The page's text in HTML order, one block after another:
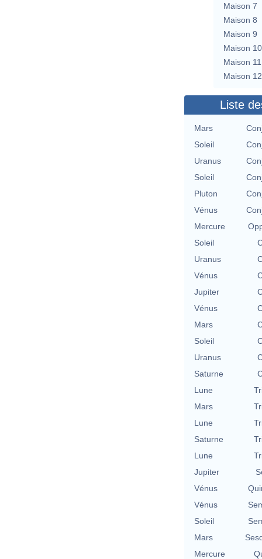
Maison 7
Maison 8
Maison 9
Maison 10
Maison 11
Maison 12
Liste
Mars
Soleil
Uranus
Soleil
Pluton
Vénus
Mercure
Soleil
Uranus
Vénus
Jupiter
Vénus
Mars
Soleil
Uranus
Saturne
Lune
Mars
Lune
Saturne
Lune
Jupiter
Vénus
Vénus
Soleil
Mars
Mercure